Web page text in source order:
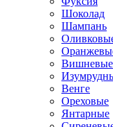
Шоколад
Шампань
Вишневые
Венге
Ореховые
Янтарные